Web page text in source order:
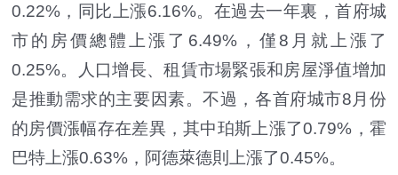
0.22%，同比上漲6.16%。在過去一年裏，首府城
市的房價總體上漲了6.49%，僅8月就上漲了
0.25%。人口增長、租賃市場緊張和房屋淨值增加
是推動需求的主要因素。不過，各首府城市8月份
的房價漲幅存在差異，其中珀斯上漲了0.79%，霍
巴特上漲0.63%，阿德萊德則上漲了0.45%。